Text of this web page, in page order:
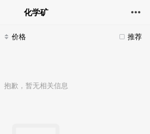
化学矿
推荐
价格
抱歉，暂无相关信息